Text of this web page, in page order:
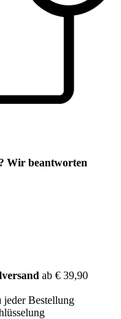
Wir beantworten
ab € 39,90
jeder Bestellung